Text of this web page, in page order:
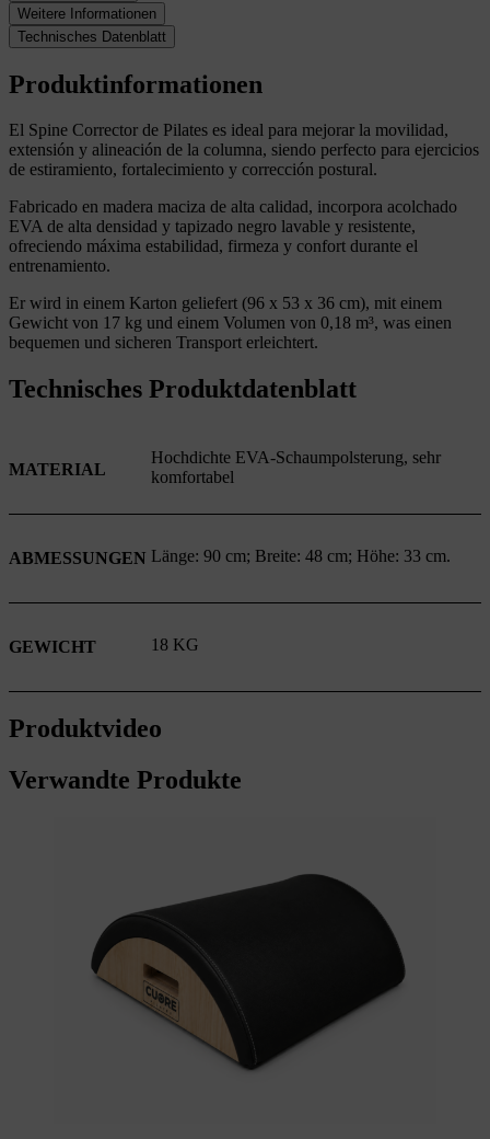
Weitere Informationen
Technisches Datenblatt
Produktinformationen
El Spine Corrector de Pilates es ideal para mejorar la movilidad,
extensión y alineación de la columna, siendo perfecto para ejercicios
de estiramiento, fortalecimiento y corrección postural.
Fabricado en madera maciza de alta calidad, incorpora acolchado
EVA de alta densidad y tapizado negro lavable y resistente,
ofreciendo máxima estabilidad, firmeza y confort durante el
entrenamiento.
Er wird in einem Karton geliefert (96 x 53 x 36 cm), mit einem
Gewicht von 17 kg und einem Volumen von 0,18 m³, was einen
bequemen und sicheren Transport erleichtert.
Technisches Produktdatenblatt
MATERIAL
Hochdichte EVA-Schaumpolsterung, sehr
komfortabel
ABMESSUNGEN Länge: 90 cm; Breite: 48 cm; Höhe: 33 cm.
GEWICHT 18 KG
Produktvideo
Verwandte Produkte